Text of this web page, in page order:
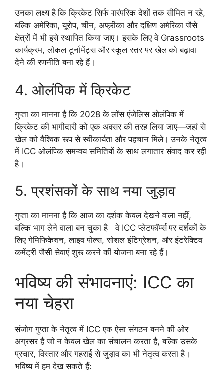
उनका लक्ष्य है कि क्रिकेट सिर्फ पारंपरिक देशों तक सीमित न रहे,
बल्कि अमेरिका, यूरोप, चीन, अफ्रीका और दक्षिण अमेरिका जैसे
क्षेत्रों में भी इसे स्थापित किया जाए। इसके लिए वे Grassroots
कार्यक्रम, लोकल टूर्नामेंट्स और स्कूल स्तर पर खेल को बढ़ावा
देने की रणनीति बना रहे हैं।
4. ओलंपिक में क्रिकेट
गुप्ता का मानना है कि 2028 के लॉस एंजेलिस ओलंपिक में
क्रिकेट की भागीदारी को एक अवसर की तरह लिया जाए—जहां से
खेल को वैश्विक रूप से स्वीकार्यता और पहचान मिले। उनके नेतृत्व
में ICC ओलंपिक समन्वय समितियों के साथ लगातार संवाद कर रही
है।
5. प्रशंसकों के साथ नया जुड़ाव
गुप्ता का मानना है कि आज का दर्शक केवल देखने वाला नहीं,
बल्कि भाग लेने वाला बन चुका है। वे ICC प्लेटफॉर्म्स पर दर्शकों के
लिए गेमिफिकेशन, लाइव पोल्स, सोशल इंटिग्रेशन, और इंटरेक्टिव
कमेंट्री जैसी सेवाएं शुरू करने की योजना बना रहे हैं।
भविष्य की संभावनाएं: ICC का
नया चेहरा
संजोग गुप्ता के नेतृत्व में ICC एक ऐसा संगठन बनने की ओर
अग्रसर है जो न केवल खेल का संचालन करता है, बल्कि उसके
प्रचार, विस्तार और गहराई से जुड़ाव का भी नेतृत्व करता है।
भविष्य में हम देख सकते हैं: